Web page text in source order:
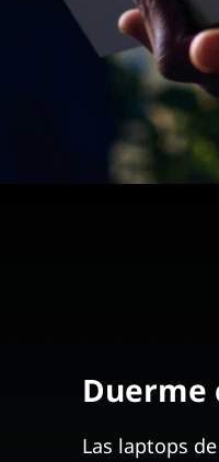
Duerme
Las laptops